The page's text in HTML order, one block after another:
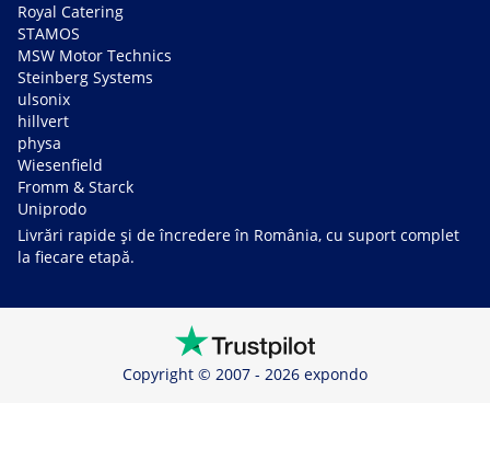
Royal Catering
STAMOS
MSW Motor Technics
Steinberg Systems
ulsonix
hillvert
physa
Wiesenfield
Fromm & Starck
Uniprodo
Livrări rapide și de încredere în România, cu suport complet
la fiecare etapă.
Copyright © 2007 - 2026 expondo